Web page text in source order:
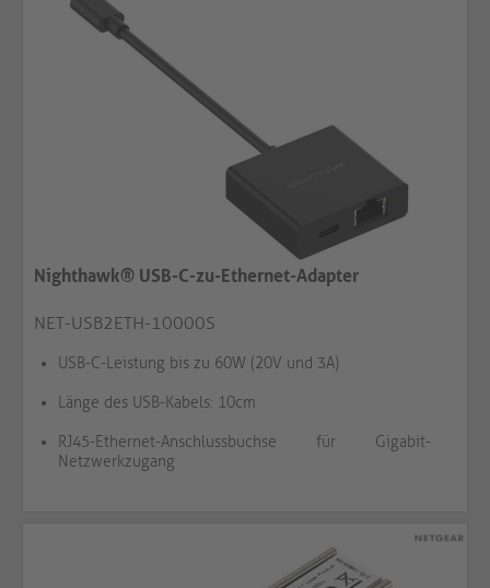
Nighthawk® USB-C-zu-Ethernet-Adapter
NET-USB2ETH-10000S
USB-C-Leistung bis zu 60W (20V und 3A)
Länge des USB-Kabels: 10cm
RJ45-Ethernet-Anschlussbuchse für Gigabit-
Netzwerkzugang